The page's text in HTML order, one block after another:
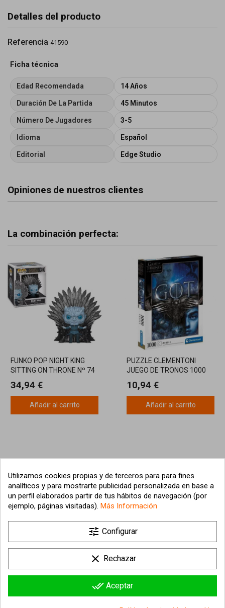
Detalles del producto
Referencia 41590
Ficha técnica
Edad Recomendada 14 Años
Duración De La Partida 45 Minutos
Número De Jugadores 3-5
Idioma Español
Editorial Edge Studio
Opiniones de nuestros clientes
La combinación perfecta:
FUNKO POP NIGHT KING
SITTING ON THRONE Nº 74
34,94 €
Añadir al carrito
PUZZLE CLEMENTONI
JUEGO DE TRONOS 1000
10,94 €
Añadir al carrito
Información sobre la tienda 
Utilizamos cookies propias y de terceros para para fines
analíticos y para mostrarte publicidad personalizada en base a
un perfil elaborados partir de tus hábitos de navegación (por
ejemplo, páginas visitadas). Más Información
tune Configurar
clear Rechazar
done_all Aceptar